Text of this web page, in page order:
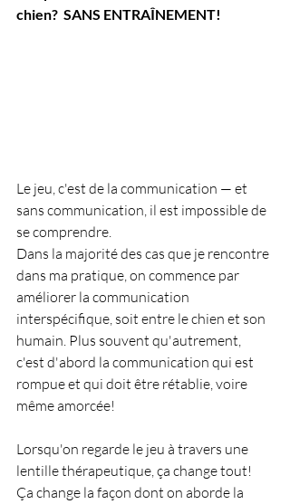
chien?  SANS ENTRAÎNEMENT!
Le jeu, c'est de la communication — et
sans communication, il est impossible de
se comprendre.
Dans la majorité des cas que je rencontre
dans ma pratique, on commence par
améliorer la communication
interspécifique, soit entre le chien et son
humain. Plus souvent qu'autrement,
c'est d'abord la communication qui est
rompue et qui doit être rétablie, voire
même amorcée!
Lorsqu'on regarde le jeu à travers une
lentille thérapeutique, ça change tout!
Ça change la façon dont on aborde la